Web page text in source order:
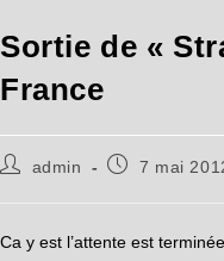
Sortie de «
France
admin 7 mai
Ca y est l’attente est